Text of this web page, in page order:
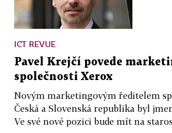
ICT REVUE
Pavel Krejčí povede
společnosti Xerox
Novým marketingovým ředitelem
Česká a Slovenská republika byl
Ve své nové pozici bude mít na